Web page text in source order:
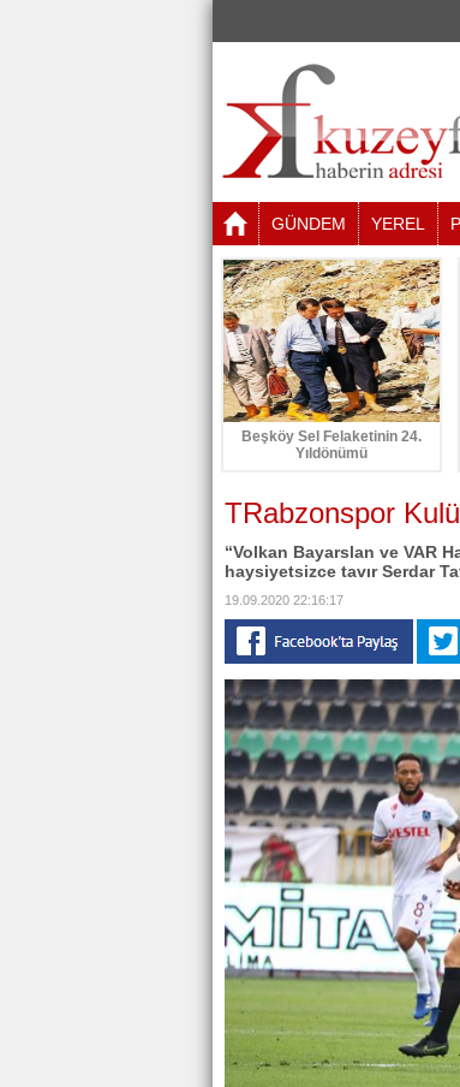
GÜNDEM YEREL
Beşköy Sel Felaketinin 24.
Yıldönümü
TRabzonspor
“Volkan Bayarslan ve VAR
haysiyetsizce tavır Serdar
19.09.2020 22:16:17